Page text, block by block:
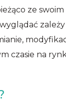
ze
czasie na